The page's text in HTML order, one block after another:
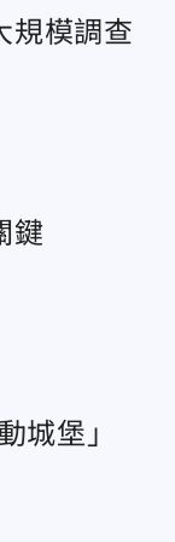
規模調查
鍵
城堡」